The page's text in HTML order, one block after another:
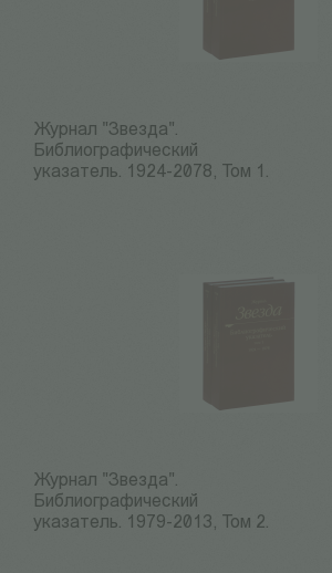
Журнал "Звезда".
Библиографический
указатель. 1924-2078, Том 1.
Журнал "Звезда".
Библиографический
указатель. 1979-2013, Том 2.